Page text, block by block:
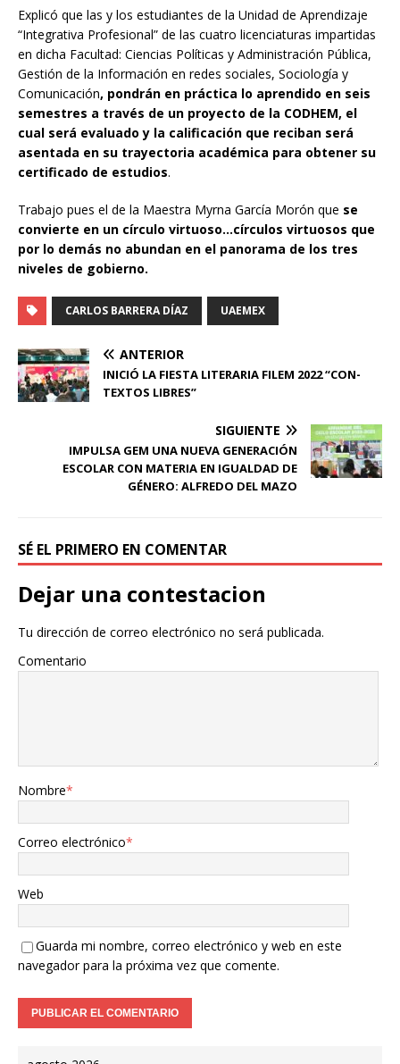
Explicó que las y los estudiantes de la Unidad de Aprendizaje
“Integrativa Profesional” de las cuatro licenciaturas impartidas
en dicha Facultad: Ciencias Políticas y Administración Pública,
Gestión de la Información en redes sociales, Sociología y
Comunicación, pondrán en práctica lo aprendido en seis
semestres a través de un proyecto de la CODHEM, el
cual será evaluado y la calificación que reciban será
asentada en su trayectoria académica para obtener su
certificado de estudios.
Trabajo pues el de la Maestra Myrna García Morón que se
convierte en un círculo virtuoso…círculos virtuosos que
por lo demás no abundan en el panorama de los tres
niveles de gobierno.
CARLOS BARRERA DÍAZ UAEMEX
ANTERIOR
INICIÓ LA FIESTA LITERARIA FILEM 2022 “CON-
TEXTOS LIBRES”
SIGUIENTE
IMPULSA GEM UNA NUEVA GENERACIÓN
ESCOLAR CON MATERIA EN IGUALDAD DE
GÉNERO: ALFREDO DEL MAZO
SÉ EL PRIMERO EN COMENTAR
Dejar una contestacion
Tu dirección de correo electrónico no será publicada.
Comentario
Nombre*
Correo electrónico*
Web
Guarda mi nombre, correo electrónico y web en este
navegador para la próxima vez que comente.